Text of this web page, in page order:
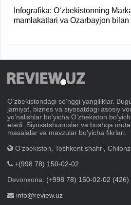
Infografika: O‘zbekistonning
mamlakatlari va Ozarbayjon
Oʼzbekistondagi soʼnggi yangiliklar.
jamiyat, biznes va siyosatdagi asosiy
yoʼnalishlar boʼyicha Oʼzbekiston
etadi. Siyosatshunoslar va boshqa
masalalar va mavzular boʼyicha fikrlari.
O'zbekiston, Toshkent shahri,
+(998 78) 150-02-02
Devonxona: (+998 78) 150-02-02 (426)
info@review.uz